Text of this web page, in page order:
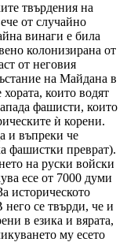
твърдения на
от случайно
винаги е била
колонизирана от
от неговия
на Майдана в
които водят
фашисти, които
ѝ корени.
и въпреки че
фашистки преврат).
на руски войски
есе от 7000 думи
историческото
се твърди, че и
в езика и вярата,
му есето